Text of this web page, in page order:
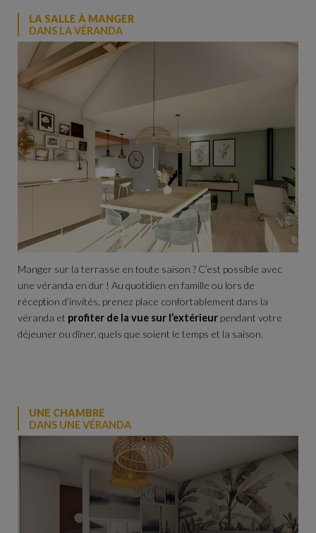
LA SALLE À MANGER
DANS LA VÉRANDA
Manger sur la terrasse en toute saison ? C’est possible avec
une véranda en dur ! Au quotidien en famille ou lors de
réception d’invités, prenez place confortablement dans la
véranda et profiter de la vue sur l’extérieur pendant votre
déjeuner ou dîner, quels que soient le temps et la saison.
UNE CHAMBRE
DANS UNE VÉRANDA